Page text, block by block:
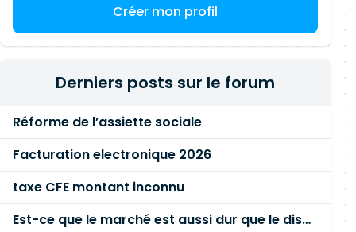
Créer mon profil
Derniers posts sur le forum
Réforme de l’assiette sociale
Facturation electronique 2026
taxe CFE montant inconnu
Est-ce que le marché est aussi dur que le disent les commerciaux ?